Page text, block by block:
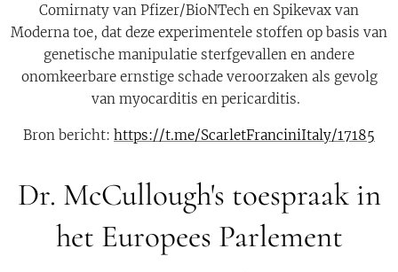
Comirnaty van Pfizer/BioNTech en Spikevax van
Moderna toe, dat deze experimentele stoffen op basis van
genetische manipulatie sterfgevallen en andere
onomkeerbare ernstige schade veroorzaken als gevolg
van myocarditis en pericarditis.
Bron bericht: https://t.me/ScarletFranciniItaly/17185
Dr. McCullough's toespraak in
het Europees Parlement